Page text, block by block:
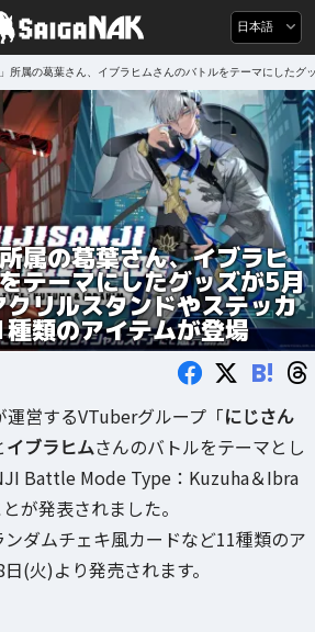
日本語
」所属の葛葉さん、イブラヒムさんのバトルをテーマにした
属の葛葉さん、イブラヒ
テーマにしたグッズが5月
リルスタンドやステッカ
類のアイテムが登場
B!
運営するVTuberグループ「にじさん
イブラヒムさんのバトルをテーマとし
Battle Mode Type：Kuzuha＆Ibra
が発表されました。
ダムチェキ風カードなど11種類のア
(火)より発売されます。